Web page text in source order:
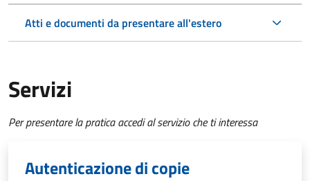
Atti e documenti da presentare all'estero
Servizi
Per presentare la pratica accedi al servizio che ti interessa
Autenticazione di copie